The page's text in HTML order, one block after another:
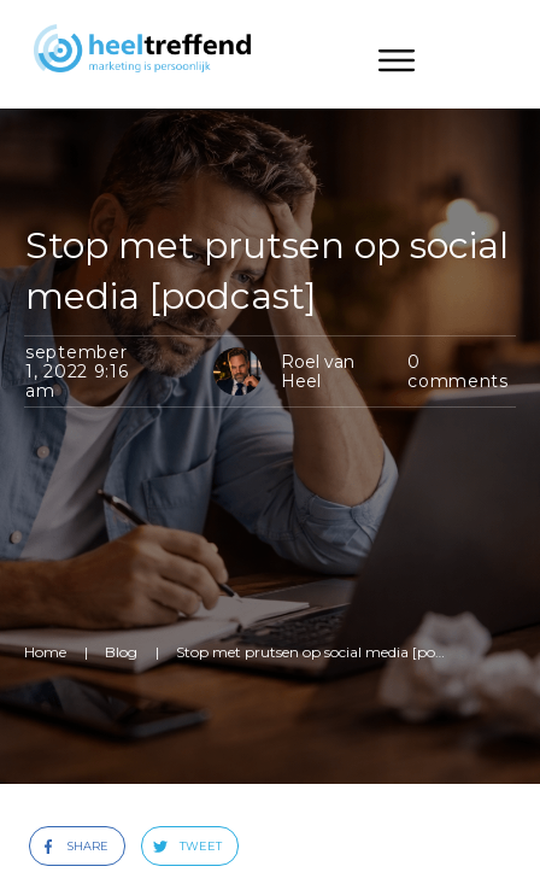
Stop met prutsen op social
media [podcast]
september
1, 2022 9:16
am
Roel van
Heel
0
comments
Home | Blog | Stop met prutsen op social media [podcast]
SHARE TWEET